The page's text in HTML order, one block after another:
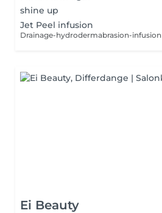
shine up
Jet Peel infusion
Drainage-hydrodermabrasion-infusion
Ei Beauty